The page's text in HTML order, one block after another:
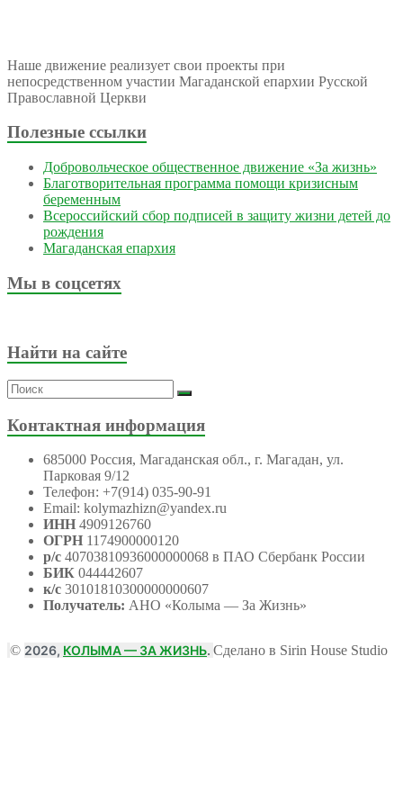
Наше движение реализует свои проекты при
непосредственном участии Магаданской епархии Русской
Православной Церкви
Полезные ссылки
Добровольческое общественное движение «За жизнь»
Благотворительная программа помощи кризисным
беременным
Всероссийский сбор подписей в защиту жизни детей до
рождения
Магаданская епархия
Мы в соцсетях
Найти на сайте
Контактная информация
685000 Россия, Магаданская обл., г. Магадан, ул.
Парковая 9/12
Телефон: +7(914) 035-90-91
Email: kolymazhizn@yandex.ru
ИНН 4909126760
ОГРН 1174900000120
р/с 40703810936000000068 в ПАО Сбербанк России
БИК 044442607
к/с 30101810300000000607
Получатель: АНО «Колыма — За Жизнь»
© 2026, КОЛЫМА — ЗА ЖИЗНЬ. Сделано в Sirin House Studio